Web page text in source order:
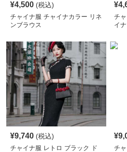
¥4,500 (税込)
チャイナ服 チャイナカラー リネ
ンブラウス
¥
チ
イ
¥9,740 (税込)
チャイナ服 レトロ ブラック ド
¥
チ